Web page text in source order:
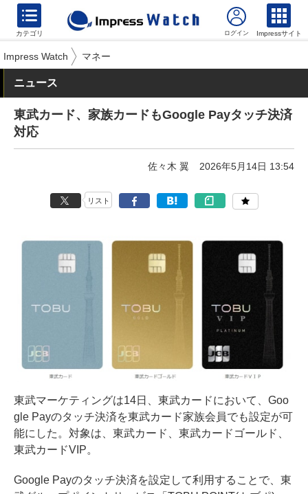
カテゴリ Impressサイト
Impress Watch マネー
ニュース
東武カード、家族カードもGoogle Payタッチ決済
対応
佐々木 翼 2026年5月14日 13:54
リスト
東武マーケティングは14日、東武カードにおいて、Goo
gle Payのタッチ決済を東武カード家族会員でも設定が可
能にした。対象は、東武カード、東武カードゴールド、
東武カードVIP。
Google Payのタッチ決済を設定して利用することで、東